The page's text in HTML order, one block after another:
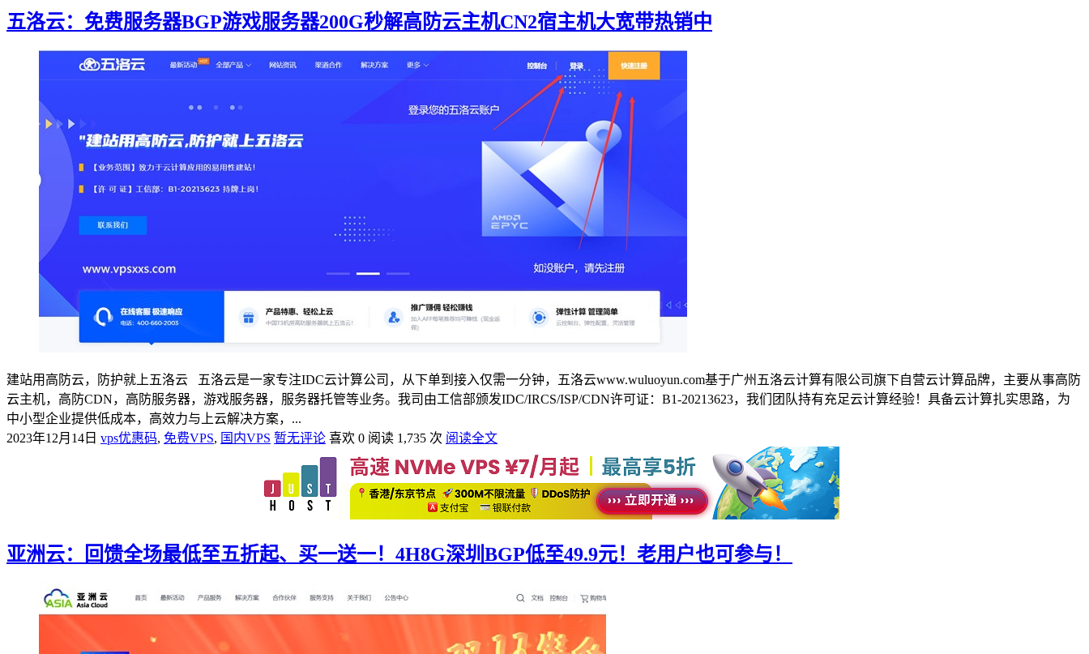
五洛云：免费服务器BGP游戏服务器200G秒解高防云主机CN2宿主机大宽带热销中
建站用高防云，防护就上五洛云 五洛云是一家专注IDC云计算公司，从下单到接入仅需一分钟，五洛云www.wuluoyun.com基于广州五洛云计算有限公司旗下自营云计算品牌，主要从事高防
云主机，高防CDN，高防服务器，游戏服务器，服务器托管等业务。我司由工信部颁发IDC/IRCS/ISP/CDN许可证：B1-20213623，我们团队持有充足云计算经验！具备云计算扎实思路，为
中小型企业提供低成本，高效力与上云解决方案，...
2023年12月14日 vps优惠码, 免费VPS, 国内VPS 暂无评论 喜欢 0 阅读 1,735 次 阅读全文
亚洲云：回馈全场最低至五折起、买一送一！4H8G深圳BGP低至49.9元！老用户也可参与！